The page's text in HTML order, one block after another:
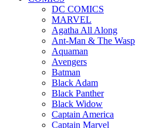
DC COMICS
MARVEL
Agatha All Along
Ant-Man & The Wasp
Aquaman
Avengers
Batman
Black Adam
Black Panther
Black Widow
Captain America
Captain Marvel